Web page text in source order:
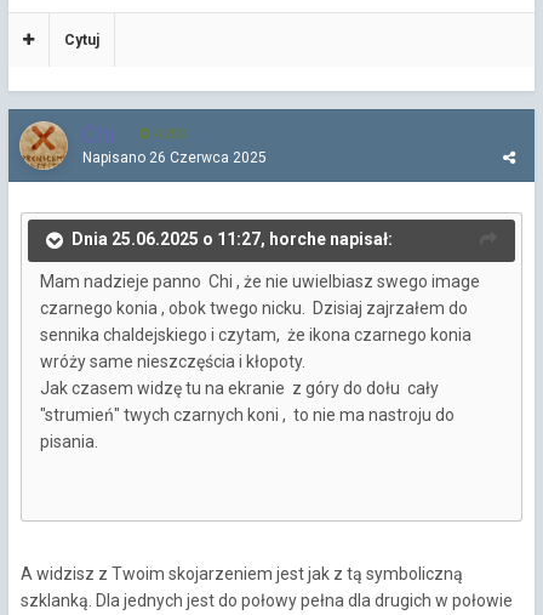
Cytuj
Chi 4 252
Napisano 26 Czerwca 2025
Dnia 25.06.2025 o 11:27, horche napisał:
Mam nadzieje panno Chi , że nie uwielbiasz swego image
czarnego konia , obok twego nicku. Dzisiaj zajrzałem do
sennika chaldejskiego i czytam, że ikona czarnego konia
wróży same nieszczęścia i kłopoty.
Jak czasem widzę tu na ekranie z góry do dołu cały
"strumień" twych czarnych koni , to nie ma nastroju do
pisania.
A widzisz z Twoim skojarzeniem jest jak z tą symboliczną
szklanką. Dla jednych jest do połowy pełna dla drugich w połowie